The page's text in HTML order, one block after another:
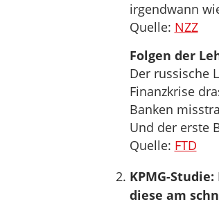
irgendwann
Quelle: NZZ
Folgen der
Der russische
Finanzkrise
Banken
Und der erste
Quelle: FTD
KPMG-
diese am